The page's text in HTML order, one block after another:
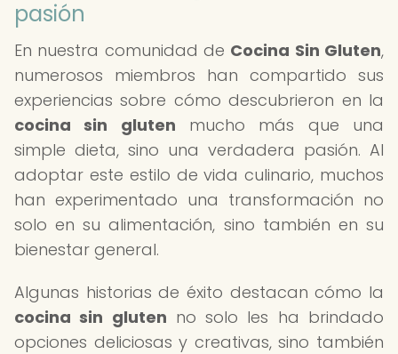
pasión
En nuestra comunidad de Cocina Sin Gluten,
numerosos miembros han compartido sus
experiencias sobre cómo descubrieron en la
cocina sin gluten mucho más que una
simple dieta, sino una verdadera pasión. Al
adoptar este estilo de vida culinario, muchos
han experimentado una transformación no
solo en su alimentación, sino también en su
bienestar general.
Algunas historias de éxito destacan cómo la
cocina sin gluten no solo les ha brindado
opciones deliciosas y creativas, sino también